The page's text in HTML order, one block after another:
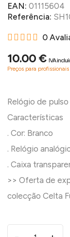
EAN: 01115604
Referência:
0
10.00 € IVA
Preços para
Relógio de
Características
. Cor: Branco
. Relógio
. Caixa
>> Oferta de